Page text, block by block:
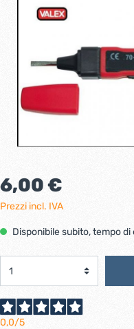
6,00 €
Prezzi incl. IVA
Disponibile subito, tempo
0,0/5